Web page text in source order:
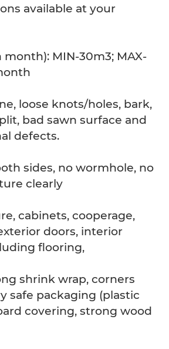
available at your
MIN-30m3; MAX-
loose knots/holes, bark,
bad sawn surface and
defects.
sides, no wormhole, no
clearly
cabinets, cooperage,
doors, interior
flooring,
shrink wrap, corners
safe packaging (plastic
covering, strong wood